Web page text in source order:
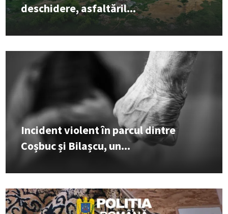
deschidere, asfaltăril...
Incident violent în parcul dintre
Coșbuc și Bilașcu, un...